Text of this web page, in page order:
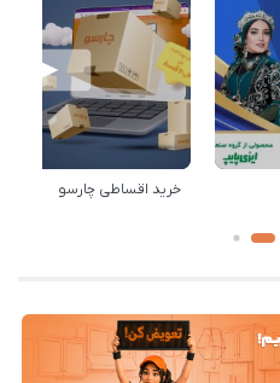
خرید اقساطی چارسو